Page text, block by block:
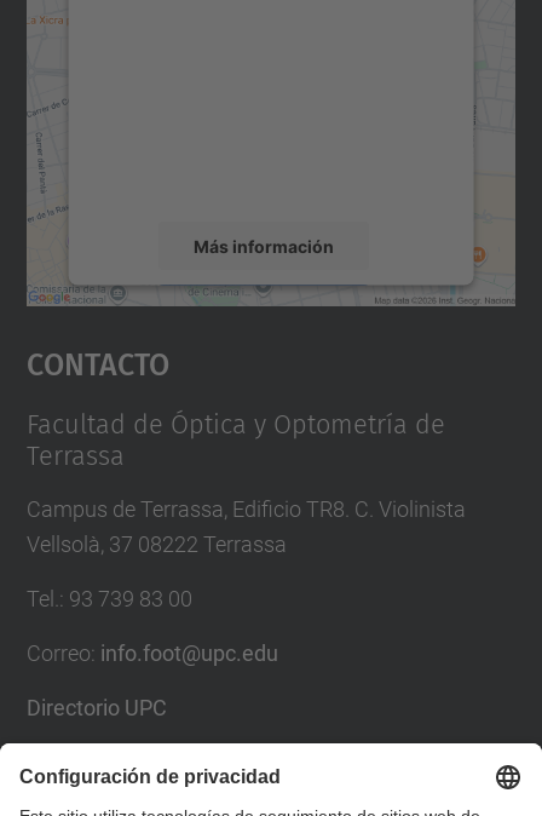
Más información
Aceptar
powered by
Contacto
Facultad de Óptica y Optometría de
Terrassa
Campus de Terrassa, Edificio TR8. C. Violinista
Vellsolà, 37 08222 Terrassa
Tel. : 93 739 83 00
Correo: info.foot@upc.edu
Directorio UPC
Formulario de contacto